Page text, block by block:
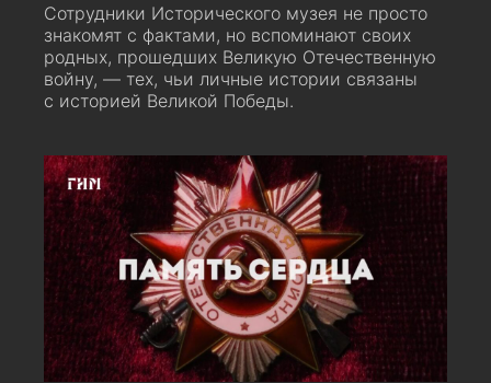
Сотрудники Исторического музея не просто
знакомят с фактами, но вспоминают своих
родных, прошедших Великую Отечественную
войну, — тех, чьи личные истории связаны
с историей Великой Победы.